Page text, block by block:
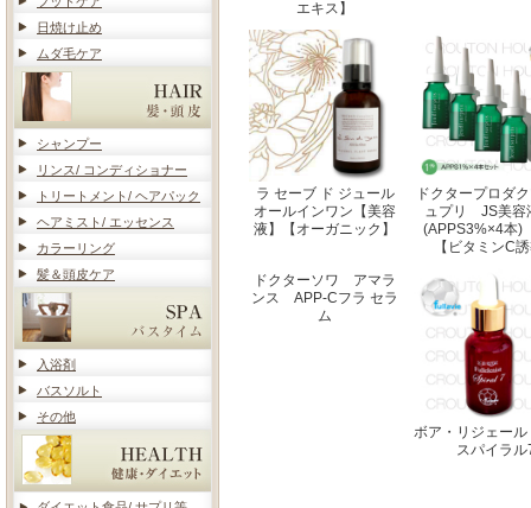
日焼け止め
ムダ毛ケア
シャンプー
リンス/ コンディショナー
トリートメント/ ヘアパック
ヘアミスト/ エッセンス
カラーリング
髪＆頭皮ケア
入浴剤
バスソルト
その他
エキス】
ラ セーブ ド ジュール
オールインワン【美容
液】【オーガニック】
ドクタープロダ
ュプリ JS美
(APPS3%×4本)
【ビタミンC
ドクターソワ アマラ
ンス APP-Cフラ セラ
ム
ボア・リジェー
スパイラ